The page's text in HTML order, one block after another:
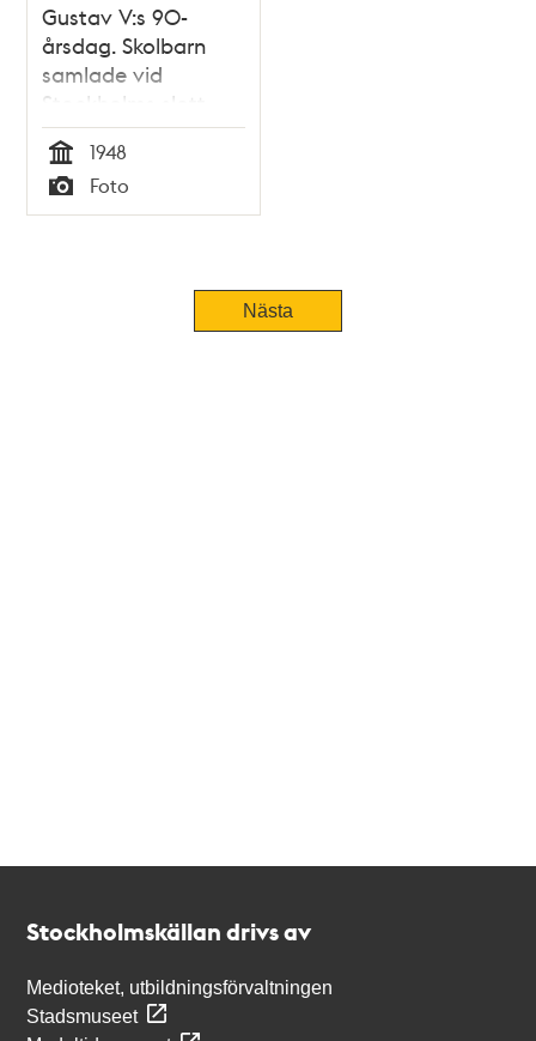
Gustav V:s 90-
årsdag. Skolbarn
samlade vid
Stockholms slott,
Inre Borggården
Tid
1948
Typ
Foto
Nästa
Stockholmskällan drivs av
Medioteket, utbildningsförvaltningen
Stadsmuseet